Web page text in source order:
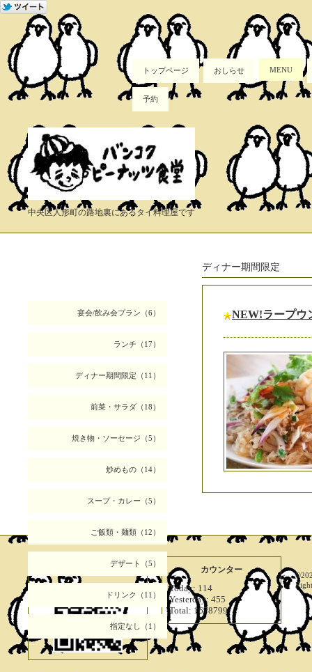
トップページ おしらせ MENU
予約
中央区人形町の路地裏にあるタイ料理屋です
宴会/飲み会プラン（6）
ランチ（17）
ディナー期間限定（11）
前菜・サラダ（18）
焼き物・ソーセージ（5）
炒めもの（14）
スープ・カレー（5）
ご飯類・麺類（12）
デザート（5）
ドリンク（11）
指定なし（1）
ディナー期間限定
NEW!ラープウ
カウンター
Today: 114
Yesterday: 455
Total: 1678799